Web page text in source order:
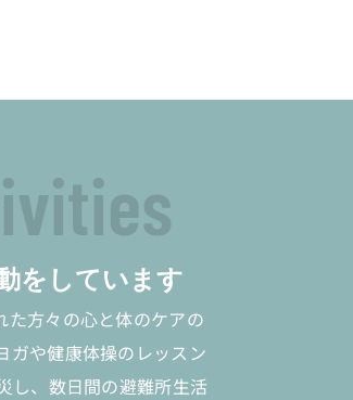
をしています
た方々の心と体のケアの
ガや健康体操のレッスン
し、数日間の避難所生活